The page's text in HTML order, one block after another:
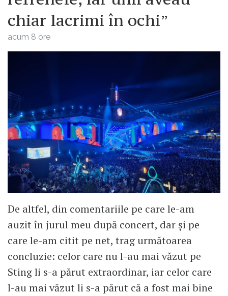
chiar lacrimi în ochi”
acum 8 ore
De altfel, din comentariile pe care le-am
auzit în jurul meu după concert, dar și pe
care le-am citit pe net, trag următoarea
concluzie: celor care nu l-au mai văzut pe
Sting li s-a părut extraordinar, iar celor care
l-au mai văzut li s-a părut că a fost mai bine